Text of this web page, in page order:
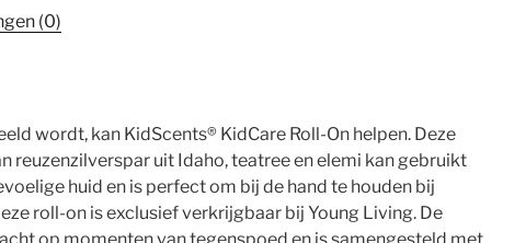
(0)
wordt, kan KidScents® KidCare Roll-On helpen. Deze
reuzenzilverspar uit Idaho, teatree en elemi kan gebruikt
huid en is perfect om bij de hand te houden bij
roll-on is exclusief verkrijgbaar bij Young Living. De